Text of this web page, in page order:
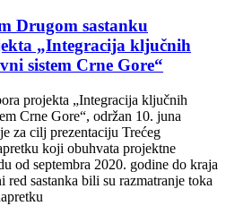
Drugom sastanku
„Integracija ključnih
sistem Crne Gore“
projekta „Integracija ključnih
Crne Gore“, održan 10. juna
za cilj prezentaciju Trećeg
koji obuhvata projektne
od septembra 2020. godine do kraja
sastanka bili su razmatranje toka